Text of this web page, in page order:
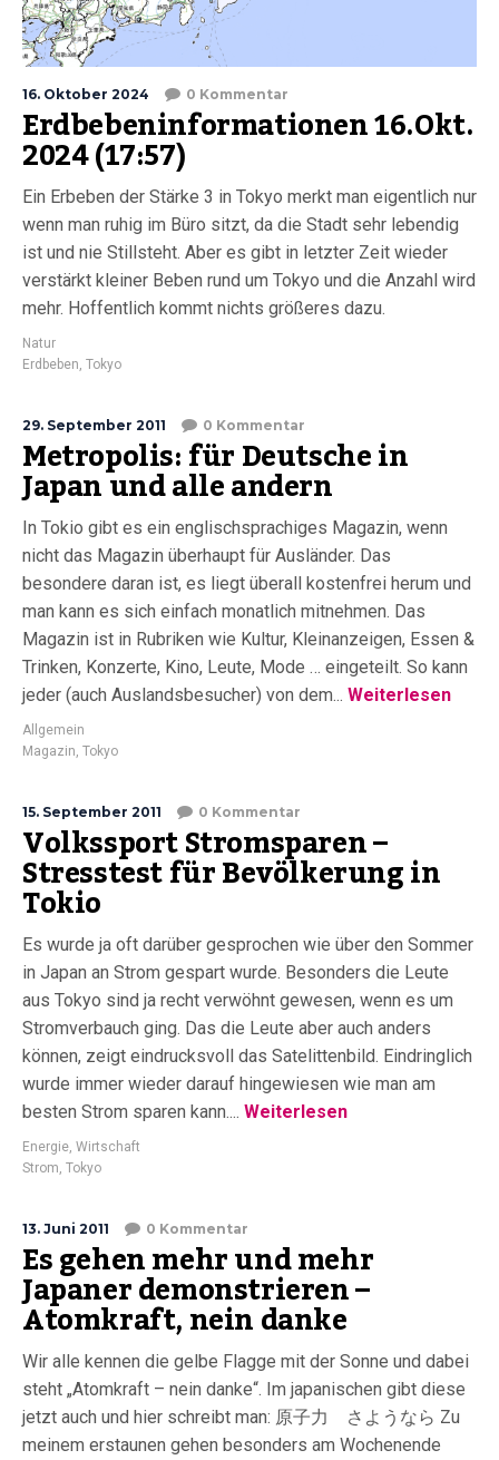
16. Oktober 2024 0 Kommentar
Erdbebeninformationen 16.Okt.
2024 (17:57)
Ein Erbeben der Stärke 3 in Tokyo merkt man eigentlich nur
wenn man ruhig im Büro sitzt, da die Stadt sehr lebendig
ist und nie Stillsteht. Aber es gibt in letzter Zeit wieder
verstärkt kleiner Beben rund um Tokyo und die Anzahl wird
mehr. Hoffentlich kommt nichts größeres dazu.
Natur
Erdbeben, Tokyo
29. September 2011 0 Kommentar
Metropolis: für Deutsche in
Japan und alle andern
In Tokio gibt es ein englischsprachiges Magazin, wenn
nicht das Magazin überhaupt für Ausländer. Das
besondere daran ist, es liegt überall kostenfrei herum und
man kann es sich einfach monatlich mitnehmen. Das
Magazin ist in Rubriken wie Kultur, Kleinanzeigen, Essen &
Trinken, Konzerte, Kino, Leute, Mode … eingeteilt. So kann
jeder (auch Auslandsbesucher) von dem... Weiterlesen
Allgemein
Magazin, Tokyo
15. September 2011 0 Kommentar
Volkssport Stromsparen –
Stresstest für Bevölkerung in
Tokio
Es wurde ja oft darüber gesprochen wie über den Sommer
in Japan an Strom gespart wurde. Besonders die Leute
aus Tokyo sind ja recht verwöhnt gewesen, wenn es um
Stromverbauch ging. Das die Leute aber auch anders
können, zeigt eindrucksvoll das Satelittenbild. Eindringlich
wurde immer wieder darauf hingewiesen wie man am
besten Strom sparen kann.... Weiterlesen
Energie, Wirtschaft
Strom, Tokyo
13. Juni 2011 0 Kommentar
Es gehen mehr und mehr
Japaner demonstrieren –
Atomkraft, nein danke
Wir alle kennen die gelbe Flagge mit der Sonne und dabei
steht „Atomkraft – nein danke“. Im japanischen gibt diese
jetzt auch und hier schreibt man: 原子力 さようなら Zu
meinem erstaunen gehen besonders am Wochenende